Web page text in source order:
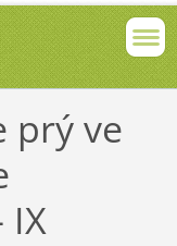
prý ve
IX